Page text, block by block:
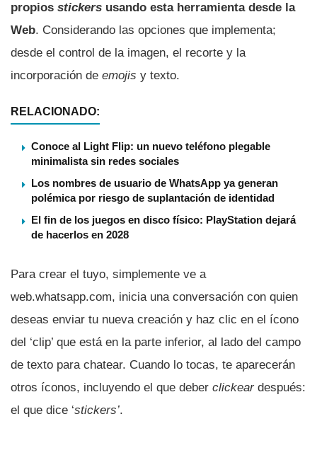
propios stickers usando esta herramienta desde la
Web. Considerando las opciones que implementa;
desde el control de la imagen, el recorte y la
incorporación de emojis y texto.
RELACIONADO:
Conoce al Light Flip: un nuevo teléfono plegable
minimalista sin redes sociales
Los nombres de usuario de WhatsApp ya generan
polémica por riesgo de suplantación de identidad
El fin de los juegos en disco físico: PlayStation dejará
de hacerlos en 2028
Para crear el tuyo, simplemente ve a
web.whatsapp.com, inicia una conversación con quien
deseas enviar tu nueva creación y haz clic en el ícono
del ‘clip’ que está en la parte inferior, al lado del campo
de texto para chatear. Cuando lo tocas, te aparecerán
otros íconos, incluyendo el que deber clickeardespués:
el que dice ‘stickers’.